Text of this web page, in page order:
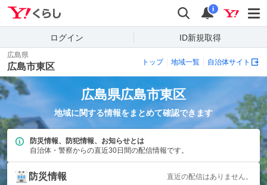
検索 通知
i
ログイン ID新規取得
広島県
広島市東区 トップ 地域一覧 自治体サイト
広島県広島市東区
地域に関する情報をまとめて確認できます
防災情報、防犯情報、お知らせとは
自治体・警察からの直近30日間の配信情報です。
防災情報 直近の配信はありません。